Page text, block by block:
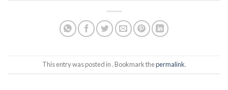
This entry was posted in . Bookmark thepermalink.